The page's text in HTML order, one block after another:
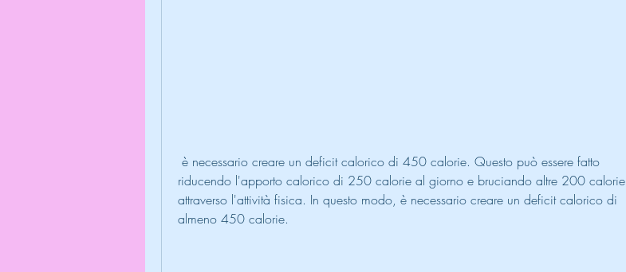
riducendo l'apporto calorico di 250 calorie al giorno e bruciando altre 200 calorie
attraverso l'attività fisica. In questo modo, è necessario creare un deficit calorico di
almeno 450 calorie.